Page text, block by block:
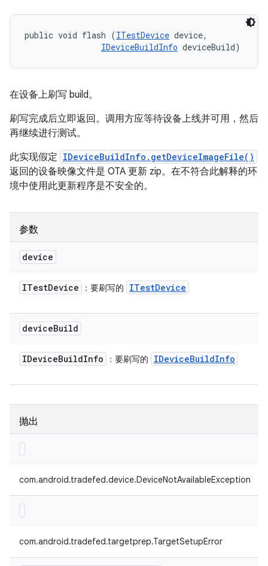
public void flash (ITestDevice device,
IDeviceBuildInfo deviceBuild)
在设备上刷写 build。
刷写完成后立即返回。调用方应等待设备上线并可用，然后
再继续进行测试。
此实现假定 IDeviceBuildInfo.getDeviceImageFile()
返回的设备映像文件是 OTA 更新 zip。在不符合此解释的环
境中使用此更新程序是不安全的。
参数
device
ITestDevice ：要刷写的 ITestDevice
deviceBuild
IDeviceBuildInfo ：要刷写的 IDeviceBuildInfo
抛出
com.android.tradefed.device.DeviceNotAvailableException
com.android.tradefed.targetprep.TargetSetupError